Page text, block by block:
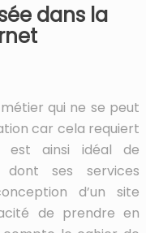
dans la
qui ne se peut
car cela requiert
est ainsi idéal de
ses services
d’un site
de prendre en